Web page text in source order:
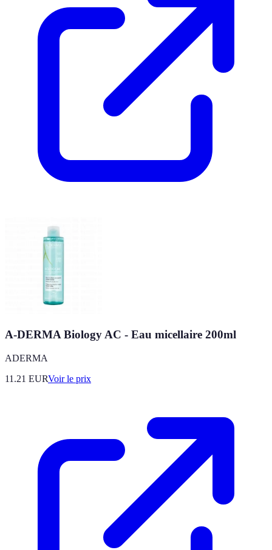
A-DERMA Biology AC - Eau micellaire 200ml
ADERMA
11.21 EURVoir le prix